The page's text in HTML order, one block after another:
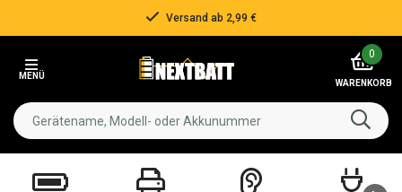
Versand ab 2,99 €
MENÜ
0
WARENKORB